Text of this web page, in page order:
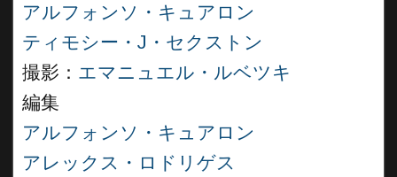
アルフォンソ・キュアロン
ティモシー・J・セクストン
撮影： エマニュエル・ルベツキ
編集
アルフォンソ・キュアロン
アレックス・ロドリゲス